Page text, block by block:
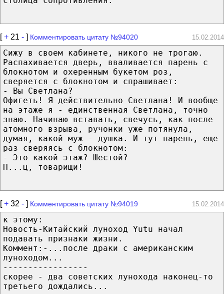
[+ 21 - ] Комментировать цитату №94020 15.02.2014
Сижу в своем кабинете, никого не трогаю.
Распахивается дверь, вваливается парень с
блокнотом и охеренным букетом роз,
сверяется с блокнотом и спрашивает:
- Вы Светлана?
Офигеть! Я действительно Светлана! И вообще
на этаже я - единственная Светлана, точно
знаю. Начинаю вставать, свечусь, как после
атомного взрыва, ручонки уже потянула,
думая, какой муж - душка. И тут парень, еще
раз сверяясь с блокнотом:
- Это какой этаж? Шестой?
П...ц, товарищи!
[+ 32 - ] Комментировать цитату №94019 15.02.2014
к этому:
Новость-Китайский луноход Yutu начал
подавать признаки жизни.
Коммент:-...после драки с американским
луноходом...
-----------------
скорее - два советских лунохода наконец-то
третьего дождались...